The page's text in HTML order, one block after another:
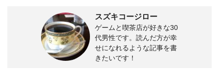
スズキコージロー
ゲームと喫茶店が好きな30
代男性です。読んだ方が幸
せになれるような記事を書
きたいです！